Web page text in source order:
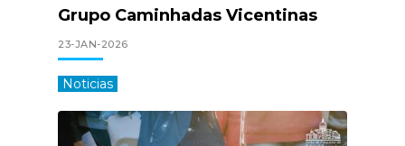
Grupo Caminhadas Vicentinas
23-JAN-2026
Noticias